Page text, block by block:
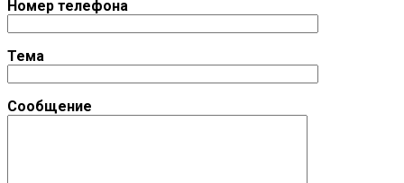
Номер телефона
Тема
Сообщение